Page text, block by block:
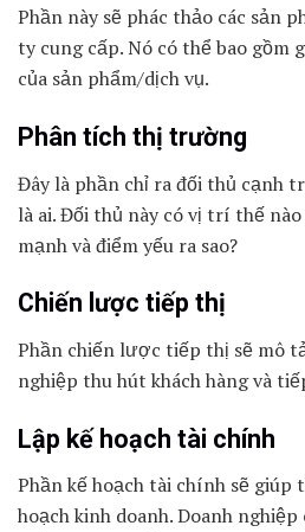
Phần này sẽ phác thảo các sản
ty cung cấp. Nó có thể bao gồm
của sản phẩm/dịch vụ.
Phân tích thị trường
Đây là phần chỉ ra đối thủ cạnh
là ai. Đối thủ này có vị trí thế
mạnh và điểm yếu ra sao?
Chiến lược tiếp thị
Phần chiến lược tiếp thị sẽ mô
nghiệp thu hút khách hàng và
Lập kế hoạch tài chính
Phần kế hoạch tài chính sẽ giúp
hoạch kinh doanh. Doanh